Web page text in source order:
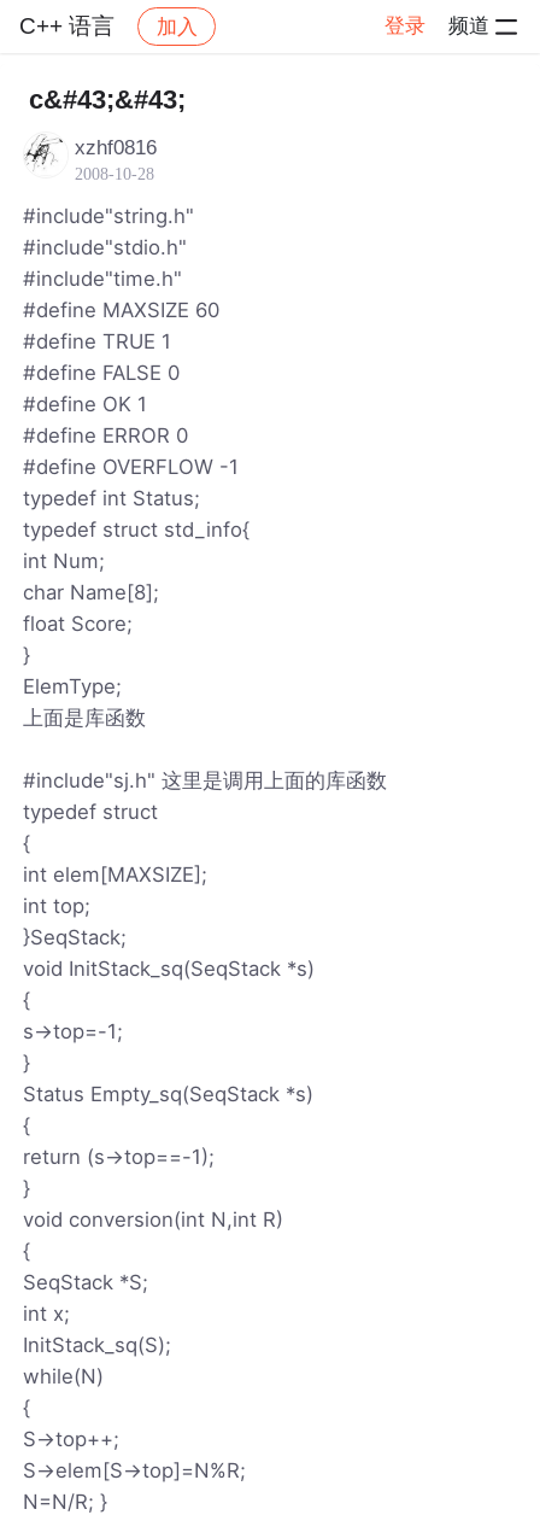
C++ 语言 加入 登录 频道
社区 C++ 语言
c&#43;&#43;
xzhf0816
2008-10-28
#include"string.h"
#include"stdio.h"
#include"time.h"
#define MAXSIZE 60
#define TRUE 1
#define FALSE 0
#define OK 1
#define ERROR 0
#define OVERFLOW -1
typedef int Status;
typedef struct std_info{
int Num;
char Name[8];
float Score;
}
ElemType;
上面是库函数
#include"sj.h" 这里是调用上面的库函数
typedef struct
{
int elem[MAXSIZE];
int top;
}SeqStack;
void InitStack_sq(SeqStack *s)
{
s->top=-1;
}
Status Empty_sq(SeqStack *s)
{
return (s->top==-1);
}
void conversion(int N,int R)
{
SeqStack *S;
int x;
InitStack_sq(S);
while(N)
{
S->top++;
S->elem[S->top]=N%R;
N=N/R; }